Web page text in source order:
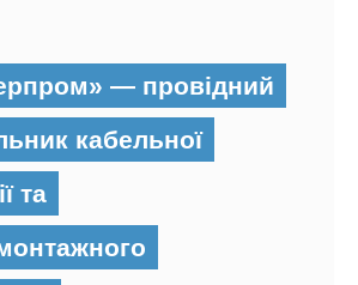
— провідний
кабельної
та